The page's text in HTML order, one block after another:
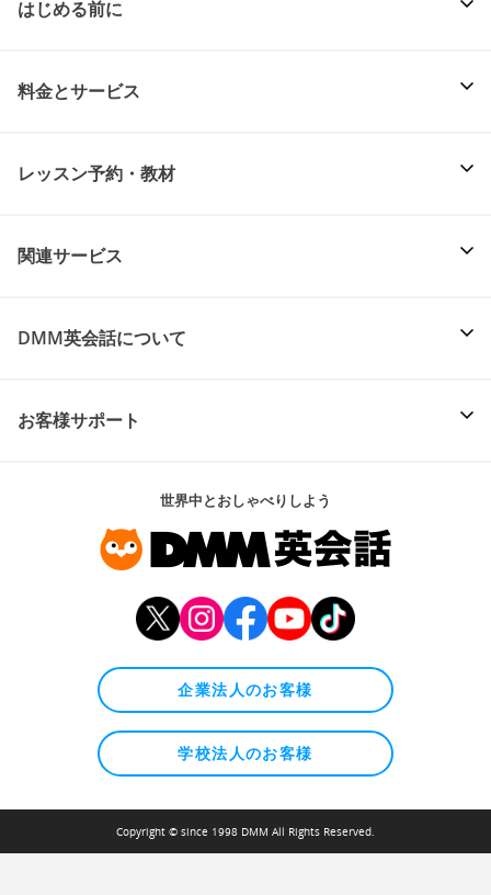
はじめる前に
料金とサービス
レッスン予約・教材
関連サービス
DMM英会話について
お客様サポート
世界中とおしゃべりしよう
企業法人のお客様
学校法人のお客様
Copyright © since 1998 DMM All Rights Reserved.